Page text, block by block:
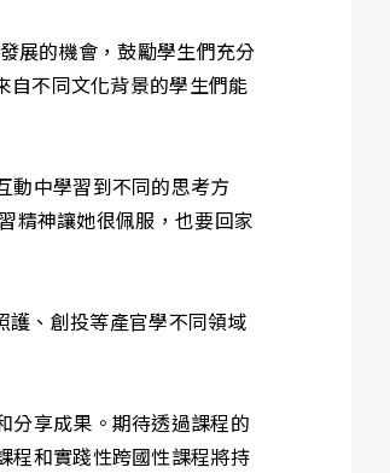
展的機會，鼓勵學生們充分
自不同文化背景的學生們能
動中學習到不同的思考方
精神讓她很佩服，也要回家
、創投等產官學不同領域
分享成果。期待透過課程的
程和實踐性跨國性課程將持